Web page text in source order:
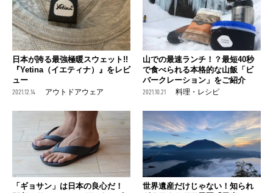
日本が誇る最強極暖スウェット!!
『Yetina（イエティナ）』をレビ
ュー
2021.12.14 アウトドアウェア
山での最速ランチ！？最短40秒
で食べられる本格的な山飯「ビ
バークレーション」をご紹介
2021.10.21 料理・レシピ
「ギョサン」は日本の良心だ！
世界遺産だけじゃない！知られ